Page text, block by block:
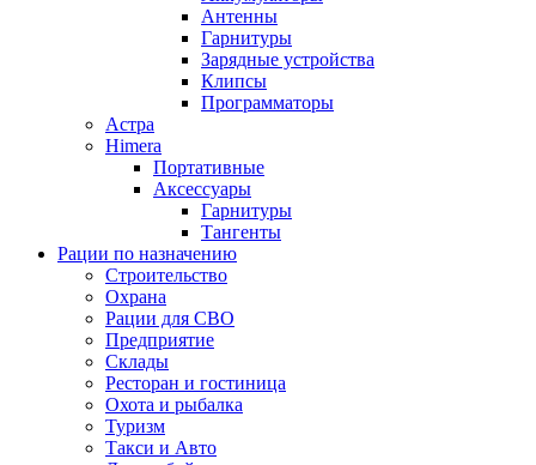
Антенны
Гарнитуры
Зарядные устройства
Клипсы
Программаторы
Астра
Himera
Портативные
Аксессуары
Гарнитуры
Тангенты
Рации по назначению
Строительство
Охрана
Рации для СВО
Предприятие
Склады
Ресторан и гостиница
Охота и рыбалка
Туризм
Такси и Авто